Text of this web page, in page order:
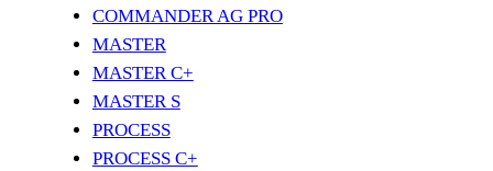
COMMANDER AG PRO
MASTER
MASTER C+
MASTER S
PROCESS
PROCESS C+